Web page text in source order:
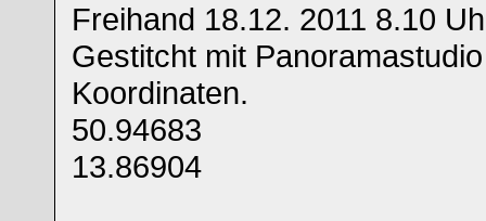
Freihand 18.12. 2011 8.10
Gestitcht mit
Koordinaten.
50.94683
13.86904